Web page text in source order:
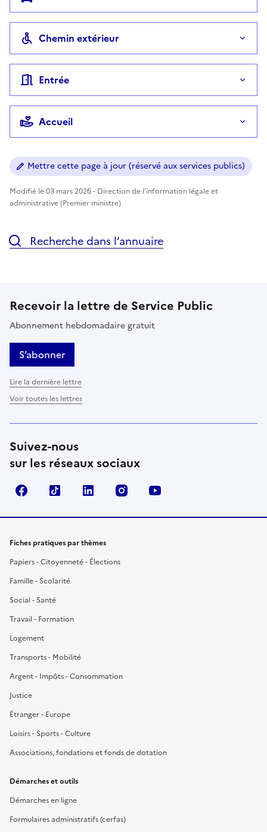
Chemin extérieur
Entrée
Accueil
Mettre cette page à jour (réservé aux services publics)
Modifié le 03 mars 2026 - Direction de l'information légale et
administrative (Premier ministre)
Recherche dans l’annuaire
Recevoir la lettre de Service Public
Abonnement hebdomadaire gratuit
S’abonner
Lire la dernière lettre
Voir toutes les lettres
Suivez-nous
sur les réseaux sociaux
FacebookTikTok LinkedIn Instagram
Fiches pratiques par thèmes
Papiers - Citoyenneté - Élections
Famille - Scolarité
Social - Santé
Travail - Formation
Logement
Transports - Mobilité
Argent - Impôts - Consommation
Justice
Étranger - Europe
Loisirs - Sports - Culture
Associations, fondations et fonds de dotation
Démarches et outils
Démarches en ligne
Formulaires administratifs (cerfas)